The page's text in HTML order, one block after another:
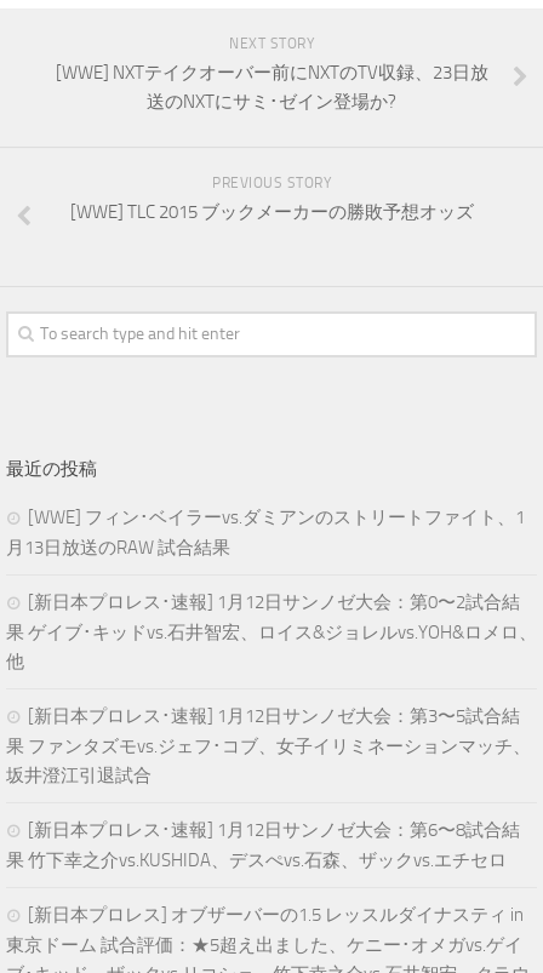
NEXT STORY
[WWE] NXTテイクオーバー前にNXTのTV収録、23日放
送のNXTにサミ･ゼイン登場か?
PREVIOUS STORY
[WWE] TLC 2015 ブックメーカーの勝敗予想オッズ
最近の投稿
[WWE] フィン･ベイラーvs.ダミアンのストリートファイト、1
月13日放送のRAW 試合結果
[新日本プロレス･速報] 1月12日サンノゼ大会：第0〜2試合結
果 ゲイブ･キッドvs.石井智宏、ロイス&ジョレルvs.YOH&ロメロ、
他
[新日本プロレス･速報] 1月12日サンノゼ大会：第3〜5試合結
果 ファンタズモvs.ジェフ･コブ、女子イリミネーションマッチ、
坂井澄江引退試合
[新日本プロレス･速報] 1月12日サンノゼ大会：第6〜8試合結
果 竹下幸之介vs.KUSHIDA、デスぺvs.石森、ザックvs.エチセロ
[新日本プロレス] オブザーバーの1.5 レッスルダイナスティ in
東京ドーム 試合評価：★5超え出ました、ケニー･オメガvs.ゲイ